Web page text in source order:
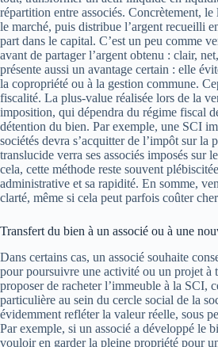
répartition entre associés. Concrètement,
le marché, puis distribue l’argent recueilli
part dans le capital. C’est un peu comme
avant de partager l’argent obtenu : clair,
présente aussi un avantage certain : elle
la copropriété ou à la gestion commune.
fiscalité. La plus-value réalisée lors de la
imposition, qui dépendra du régime fiscal
détention du bien. Par exemple, une SCI
sociétés devra s’acquitter de l’impôt sur la
translucide verra ses associés imposés sur
cela, cette méthode reste souvent
administrative et sa rapidité. En somme,
clarté, même si cela peut parfois coûter
Transfert du bien à un associé ou à une
Dans certains cas, un associé souhaite
pour poursuivre une activité ou un projet à
proposer de racheter l’immeuble à la SCI,
particulière au sein du cercle social de la
évidemment refléter la valeur réelle, sous
Par exemple, si un associé a développé le
vouloir en garder la pleine propriété pour